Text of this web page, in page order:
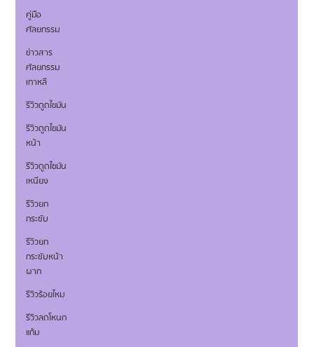
คู่มือ
ศัลยกรรม
ข่าวสาร
ศัลยกรรม
เกาหลี
รีวิวดูดไขมัน
รีวิวดูดไขมัน
หน้า
รีวิวดูดไขมัน
เหนียง
รีวิวยก
กระชับ
รีวิวยก
กระชับหน้า
ผาก
รีวิวร้อยไหม
รีวิวลดโหนก
แก้ม